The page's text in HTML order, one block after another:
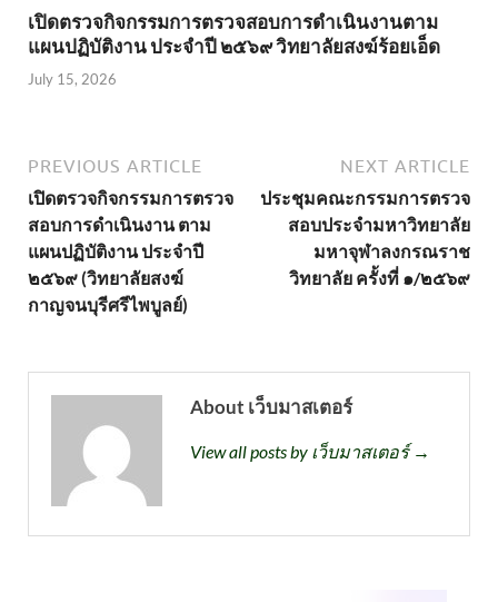
เปิดตรวจกิจกรรมการตรวจสอบการดำเนินงานตาม
แผนปฏิบัติงาน ประจำปี ๒๕๖๙ วิทยาลัยสงฆ์ร้อยเอ็ด
July 15, 2026
PREVIOUS ARTICLE
เปิดตรวจกิจกรรมการตรวจ
สอบการดำเนินงาน ตาม
แผนปฏิบัติงาน ประจำปี
๒๕๖๙ (วิทยาลัยสงฆ์
กาญจนบุรีศรีไพบูลย์)
NEXT ARTICLE
ประชุมคณะกรรมการตรวจ
สอบประจำมหาวิทยาลัย
มหาจุฬาลงกรณราช
วิทยาลัย ครั้งที่ ๑/๒๕๖๙
About เว็บมาสเตอร์
View all posts by เว็บมาสเตอร์ →